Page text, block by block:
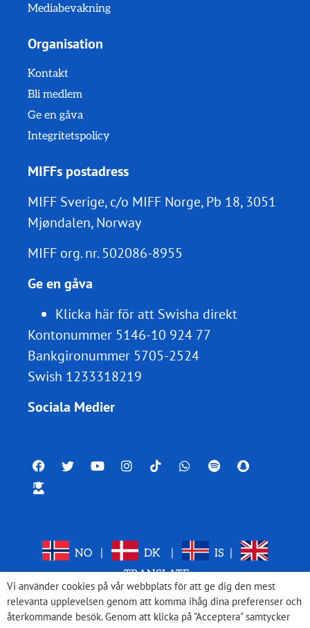
Mediabevakning
Organisation
Kontakt
Bli medlem
Ge en gåva
Integritetspolicy
MIFFs postadress
MIFF Sverige, c/o MIFF Norge, Pb 18, 3051
Mjøndalen, Norway
MIFF org. nr.502086-8955
Ge en gåva
Klicka här för att Swisha direkt
Kontonummer 5146-10 924 77
Bankgironummer 5705-2524
Swish 1233318219
Sociala Medier
NO DK IS
TRANSLATE
Vi använder cookies på vår webbplats för att ge dig den mest
relevanta upplevelsen genom att komma ihåg dina preferenser och
återkommande besök. Genom att klicka på "Acceptera" samtycker